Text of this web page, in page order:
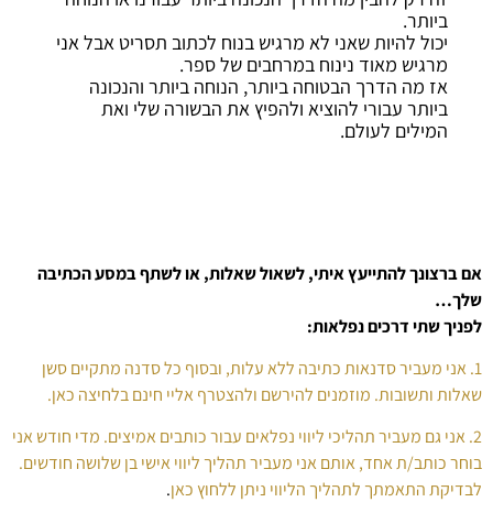
ביותר.
יכול להיות שאני לא מרגיש בנוח לכתוב תסריט אבל אני
מרגיש מאוד נינוח במרחבים של ספר.
אז מה הדרך הבטוחה ביותר, הנוחה ביותר והנכונה
ביותר עבורי להוציא ולהפיץ את הבשורה שלי ואת
המילים לעולם.
אם ברצונך להתייעץ איתי, לשאול שאלות, או לשתף במסע הכתיבה
שלך…
לפניך שתי דרכים נפלאות:
1. אני מעביר סדנאות כתיבה ללא עלות, ובסוף כל סדנה מתקיים סשן
שאלות ותשובות. מוזמנים להירשם ולהצטרף אליי חינם בלחיצה כאן.
2. אני גם מעביר תהליכי ליווי נפלאים עבור כותבים אמיצים. מדי חודש אני
בוחר כותב/ת אחד, אותם אני מעביר תהליך ליווי אישי בן שלושה חודשים.
לבדיקת התאמתך לתהליך הליווי ניתן ללחוץ כאן.